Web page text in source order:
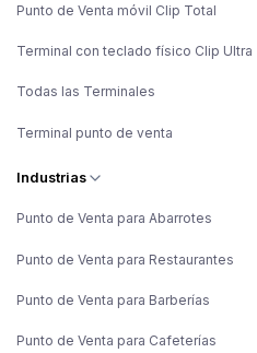
Punto de Venta móvil Clip Total
Terminal con teclado físico Clip Ultra
Todas las Terminales
Terminal punto de venta
Industrias
Punto de Venta para Abarrotes
Punto de Venta para Restaurantes
Punto de Venta para Barberías
Punto de Venta para Cafeterías